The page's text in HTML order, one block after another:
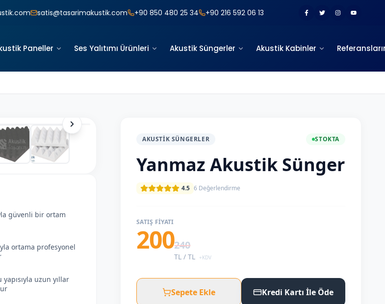
satis@tasarimakustik.com +90 850 480 25 34 +90 216 592 06 13
Paneller Ses Yalıtımı Ürünleri Akustik Süngerler Akustik Kabinler
güvenli bir ortam
ortama profesyonel
uzun yıllar
AKUSTIK SÜNGERLER STOKTA
Yanmaz Akustik Sünger
4.5 6 Değerlendirme
SATIŞ FIYATI
200240
TL /TL +KDV
Sepete Ekle Kredi Kartı İle Öde